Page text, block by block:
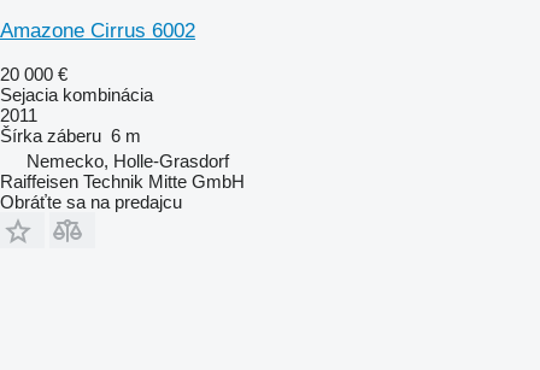
Amazone Cirrus 6002
20 000 €
Sejacia kombinácia
2011
Šírka záberu 6 m
Nemecko, Holle-Grasdorf
Raiffeisen Technik Mitte GmbH
Obráťte sa na predajcu